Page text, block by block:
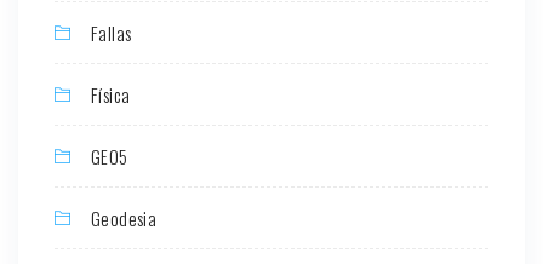
Fallas
Física
GEO5
Geodesia